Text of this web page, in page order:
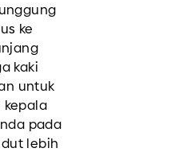
ke
kaki
untuk
pada
lebih